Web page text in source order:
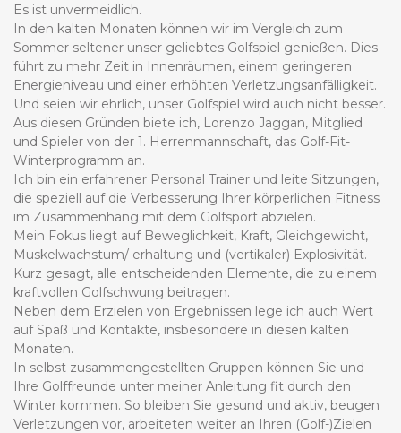
Es ist unvermeidlich.
In den kalten Monaten können wir im Vergleich zum
Sommer seltener unser geliebtes Golfspiel genießen. Dies
führt zu mehr Zeit in Innenräumen, einem geringeren
Energieniveau und einer erhöhten Verletzungsanfälligkeit.
Und seien wir ehrlich, unser Golfspiel wird auch nicht besser.
Aus diesen Gründen biete ich, Lorenzo Jaggan, Mitglied
und Spieler von der 1. Herrenmannschaft, das Golf-Fit-
Winterprogramm an.
Ich bin ein erfahrener Personal Trainer und leite Sitzungen,
die speziell auf die Verbesserung Ihrer körperlichen Fitness
im Zusammenhang mit dem Golfsport abzielen.
Mein Fokus liegt auf Beweglichkeit, Kraft, Gleichgewicht,
Muskelwachstum/-erhaltung und (vertikaler) Explosivität.
Kurz gesagt, alle entscheidenden Elemente, die zu einem
kraftvollen Golfschwung beitragen.
Neben dem Erzielen von Ergebnissen lege ich auch Wert
auf Spaß und Kontakte, insbesondere in diesen kalten
Monaten.
In selbst zusammengestellten Gruppen können Sie und
Ihre Golffreunde unter meiner Anleitung fit durch den
Winter kommen. So bleiben Sie gesund und aktiv, beugen
Verletzungen vor, arbeiteten weiter an Ihren (Golf-)Zielen